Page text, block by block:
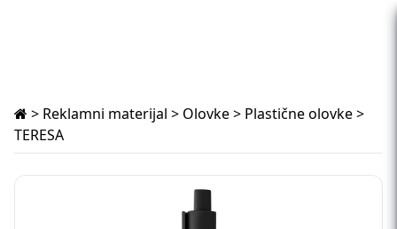
> Reklamni materijal > Olovke> Plastične olovke>
TERESA